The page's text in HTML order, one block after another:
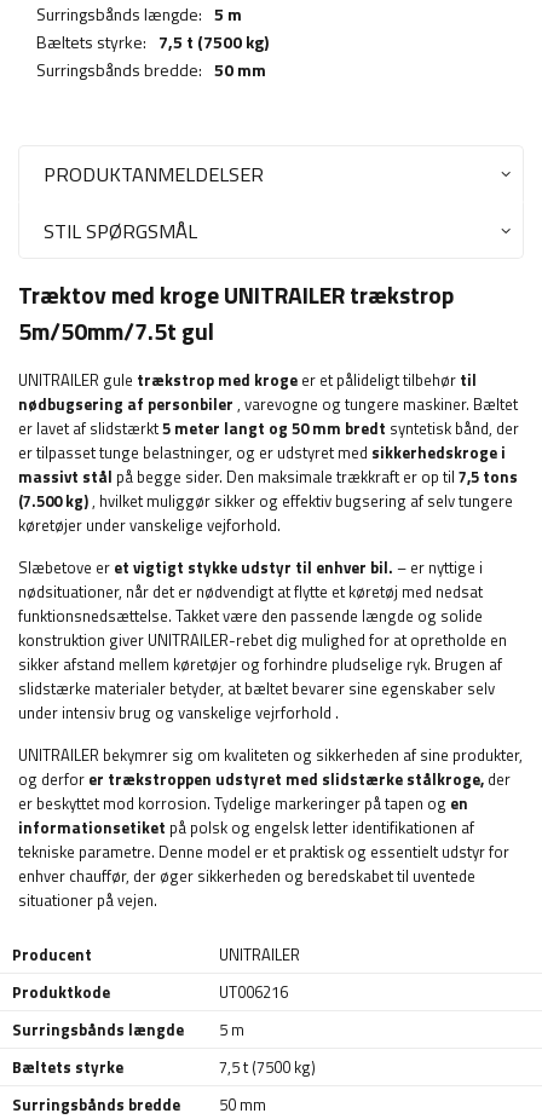
Surringsbånds længde: 5 m
Bæltets styrke: 7,5 t (7500 kg)
Surringsbånds bredde: 50 mm
PRODUKTANMELDELSER
STIL SPØRGSMÅL
Træktov med kroge UNITRAILER trækstrop
5m/50mm/7.5t gul
UNITRAILER gule trækstrop med kroge er et pålideligt tilbehør til
nødbugsering af personbiler , varevogne og tungere maskiner. Bæltet
er lavet af slidstærkt5 meter langt og 50 mm bredt syntetisk bånd, der
er tilpasset tunge belastninger, og er udstyret med sikkerhedskroge i
massivt stål på begge sider. Den maksimale trækkraft er op til 7,5 tons
(7.500 kg), hvilket muliggør sikker og effektiv bugsering af selv tungere
køretøjer under vanskelige vejforhold.
Slæbetove er et vigtigt stykke udstyr til enhver bil. – er nyttige i
nødsituationer, når det er nødvendigt at flytte et køretøj med nedsat
funktionsnedsættelse. Takket være den passende længde og solide
konstruktion giver UNITRAILER-rebet dig mulighed for at opretholde en
sikker afstand mellem køretøjer og forhindre pludselige ryk. Brugen af ​​
slidstærke materialer betyder, at bæltet bevarer sine egenskaber selv
under intensiv brug og vanskelige vejrforhold .
UNITRAILER bekymrer sig om kvaliteten og sikkerheden af ​​sine produkter,
og derfor er trækstroppen udstyret med slidstærke stålkroge, der
er beskyttet mod korrosion. Tydelige markeringer på tapen og en
informationsetiket på polsk og engelsk letter identifikationen af ​​
tekniske parametre. Denne model er et praktisk og essentielt udstyr for
enhver chauffør, der øger sikkerheden og beredskabet til uventede
situationer på vejen.
Producent
UNITRAILER
Produktkode
UT006216
Surringsbånds længde
5 m
Bæltets styrke
7,5 t (7500 kg)
Surringsbånds bredde
50 mm